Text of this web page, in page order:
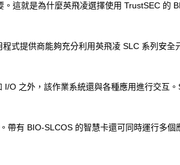
這就是為什麼英飛凌選擇使用 TrustSEC 的
程式提供商能夠充分利用英飛凌 SLC 系列安
O 之外，該作業系統還與各種應用進行交互
帶有 BIO-SLCOS 的智慧卡還可同時運行多個